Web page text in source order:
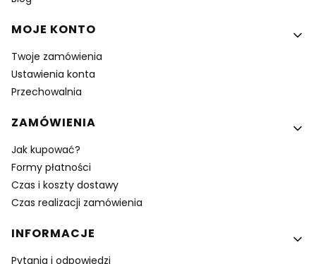
MOJE KONTO
Twoje zamówienia
Ustawienia konta
Przechowalnia
ZAMÓWIENIA
Jak kupować?
Formy płatności
Czas i koszty dostawy
Czas realizacji zamówienia
INFORMACJE
Pytania i odpowiedzi